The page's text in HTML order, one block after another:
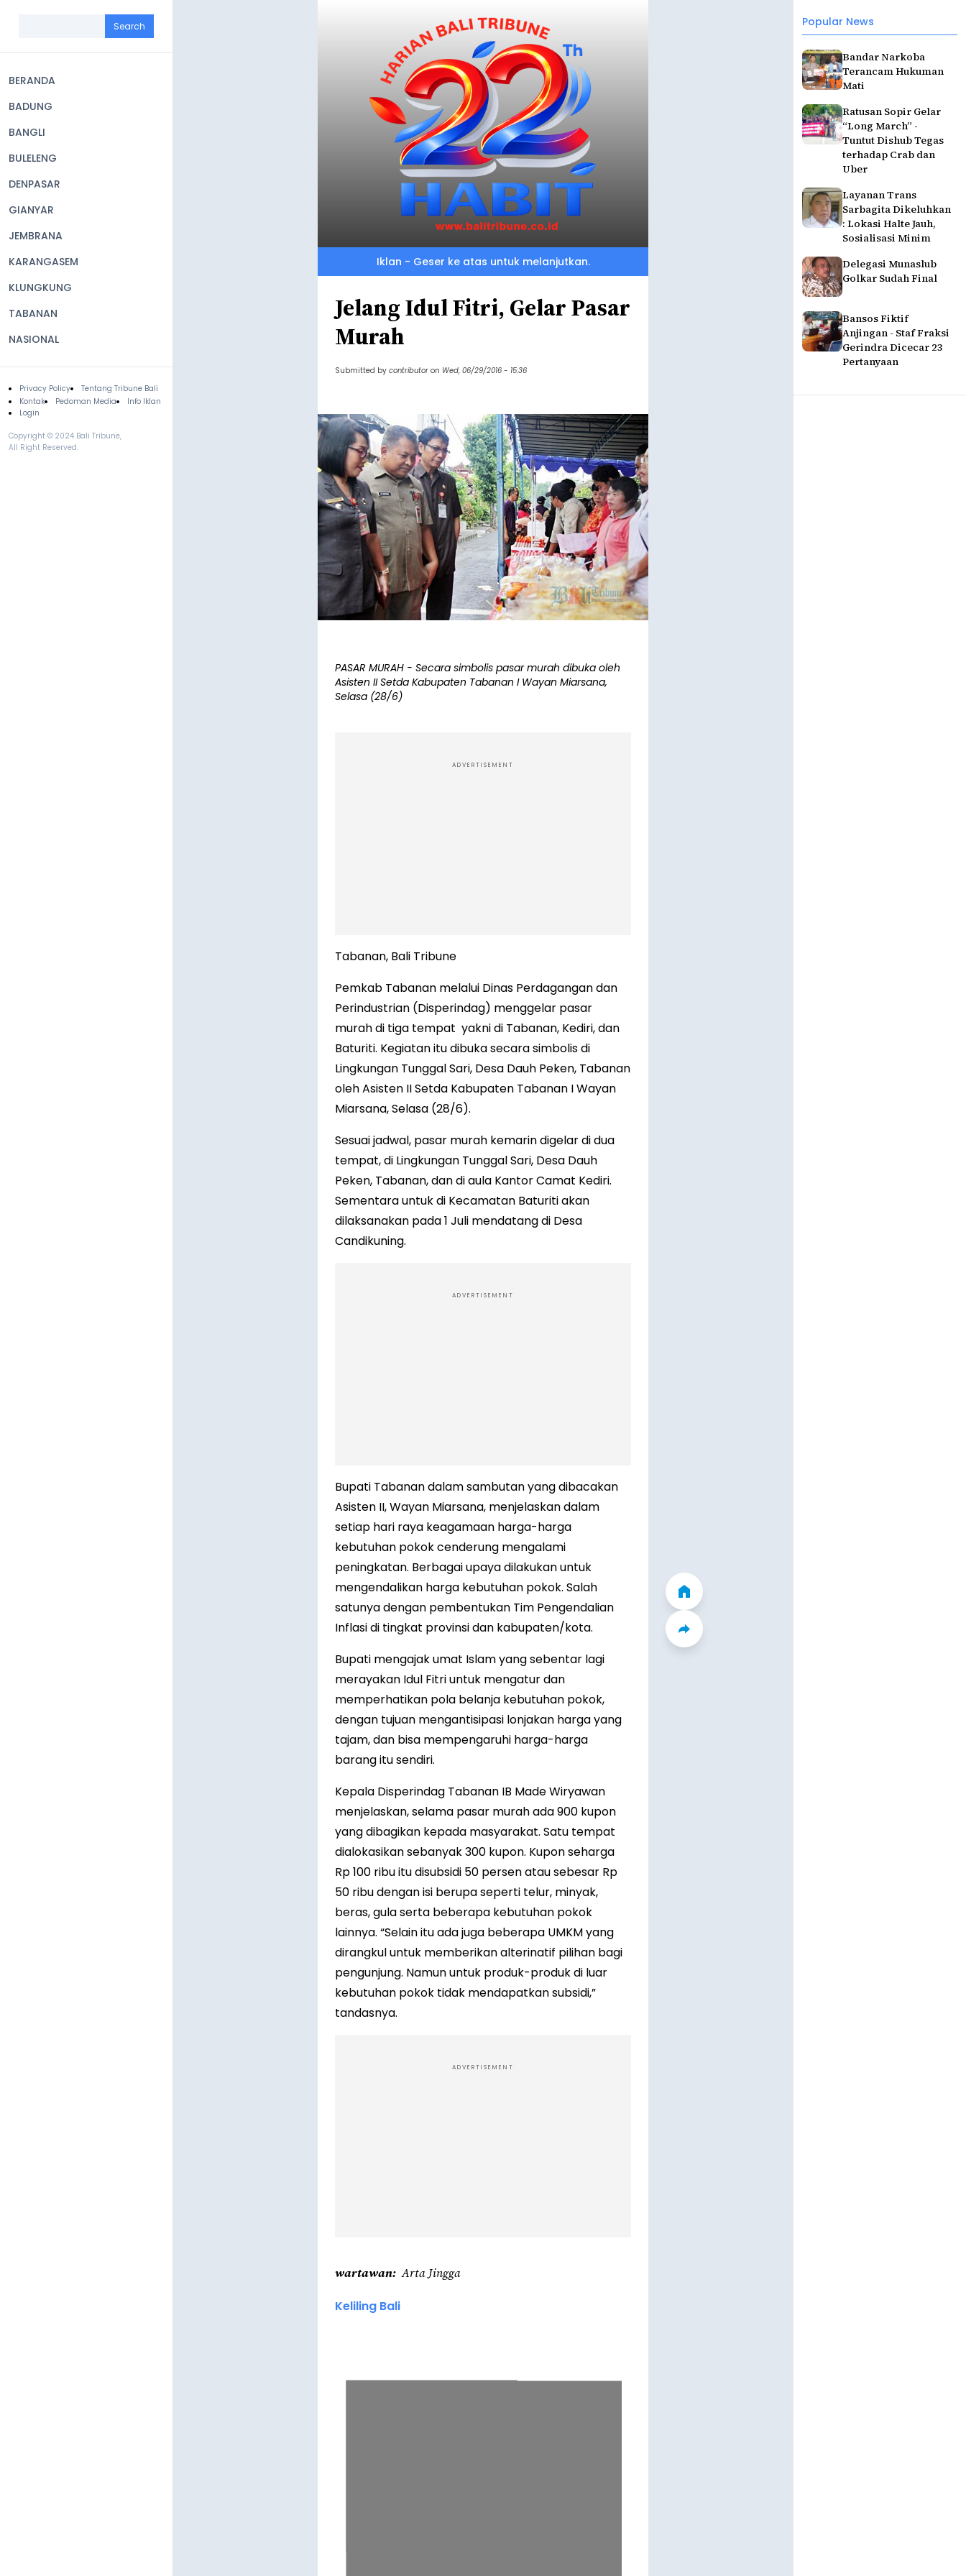
navigation
BERANDA
BADUNG
BANGLI
BULELENG
DENPASAR
GIANYAR
JEMBRANA
KARANGASEM
KLUNGKUNG
TABANAN
NASIONAL
Footer
Privacy Policy
Tentang Tribune Bali
Kontak
Pedoman Media
Info Iklan
Login
Copyright © 2024 Bali Tribune,
All Right Reserved.
Popular News
Bandar Narkoba
Terancam Hukuman
Mati
Ratusan Sopir Gelar
“Long March” -
Tuntut Dishub Tegas
terhadap Crab dan
Uber
Layanan Trans
Sarbagita Dikeluhkan
: Lokasi Halte Jauh,
Sosialisasi Minim
Delegasi Munaslub
Golkar Sudah Final
Bansos Fiktif
Anjingan - Staf Fraksi
Gerindra Dicecar 23
Pertanyaan
Iklan - Geser ke atas untuk melanjutkan.
Jelang Idul Fitri, Gelar Pasar
Murah
Submitted by contributor on Wed, 06/29/2016 - 15:36
PASAR MURAH - Secara simbolis pasar murah dibuka oleh
Asisten II Setda Kabupaten Tabanan I Wayan Miarsana,
Selasa (28/6)
ADVERTISEMENT
Tabanan, Bali Tribune
Pemkab Tabanan melalui Dinas Perdagangan dan
Perindustrian (Disperindag) menggelar pasar
murah di tiga tempat yakni di Tabanan, Kediri, dan
Baturiti. Kegiatan itu dibuka secara simbolis di
Lingkungan Tunggal Sari, Desa Dauh Peken, Tabanan
oleh Asisten II Setda Kabupaten Tabanan I Wayan
Miarsana, Selasa (28/6).
Sesuai jadwal, pasar murah kemarin digelar di dua
tempat, di Lingkungan Tunggal Sari, Desa Dauh
Peken, Tabanan, dan di aula Kantor Camat Kediri.
Sementara untuk di Kecamatan Baturiti akan
dilaksanakan pada 1 Juli mendatang di Desa
Candikuning.
ADVERTISEMENT
Bupati Tabanan dalam sambutan yang dibacakan
Asisten II, Wayan Miarsana, menjelaskan dalam
setiap hari raya keagamaan harga-harga
kebutuhan pokok cenderung mengalami
peningkatan. Berbagai upaya dilakukan untuk
mengendalikan harga kebutuhan pokok. Salah
satunya dengan pembentukan Tim Pengendalian
Inflasi di tingkat provinsi dan kabupaten/kota.
Bupati mengajak umat Islam yang sebentar lagi
merayakan Idul Fitri untuk mengatur dan
memperhatikan pola belanja kebutuhan pokok,
dengan tujuan mengantisipasi lonjakan harga yang
tajam, dan bisa mempengaruhi harga-harga
barang itu sendiri.
Kepala Disperindag Tabanan IB Made Wiryawan
menjelaskan, selama pasar murah ada 900 kupon
yang dibagikan kepada masyarakat. Satu tempat
dialokasikan sebanyak 300 kupon. Kupon seharga
Rp 100 ribu itu disubsidi 50 persen atau sebesar Rp
50 ribu dengan isi berupa seperti telur, minyak,
beras, gula serta beberapa kebutuhan pokok
lainnya. “Selain itu ada juga beberapa UMKM yang
dirangkul untuk memberikan alterinatif pilihan bagi
pengunjung. Namun untuk produk-produk di luar
kebutuhan pokok tidak mendapatkan subsidi,”
tandasnya.
ADVERTISEMENT
wartawan Arta Jingga
Keliling Bali